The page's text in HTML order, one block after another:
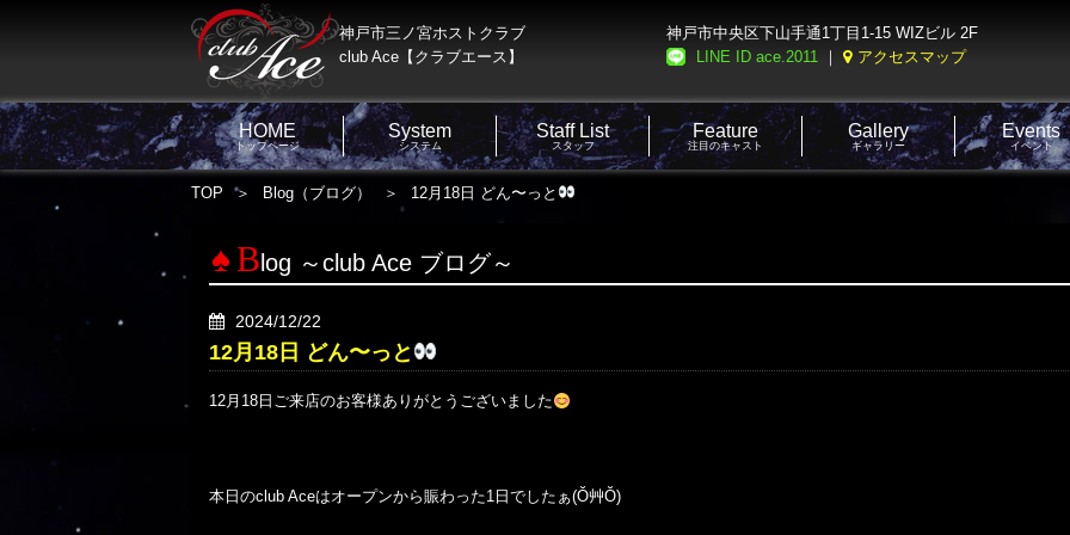
神戸市三ノ宮ホストクラブ
club Ace【クラブエース】
神戸市中央区下山手通1丁目1-15 WIZビル 2F
LINE ID ace.2011 ｜ アクセスマップ
HOME
トップページ
System
システム
Staff List
スタッフ
Feature
注目のキャスト
Gallery
ギャラリー
Events
イベント
TOP Blog（ブログ） 12月18日 どん〜っと
B log ～club Ace ブログ～
2024/12/22
12月18日 どん〜っと
12月18日ご来店のお客様ありがとうございました
本日のclub Aceはオープンから賑わった1日でしたぁ(Ŏ艸Ŏ)